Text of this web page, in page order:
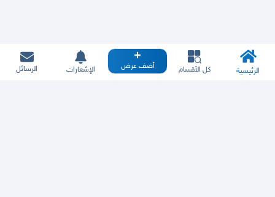
الرئيسية كل الأقسام أضف عرض الإشعارات الرسائل